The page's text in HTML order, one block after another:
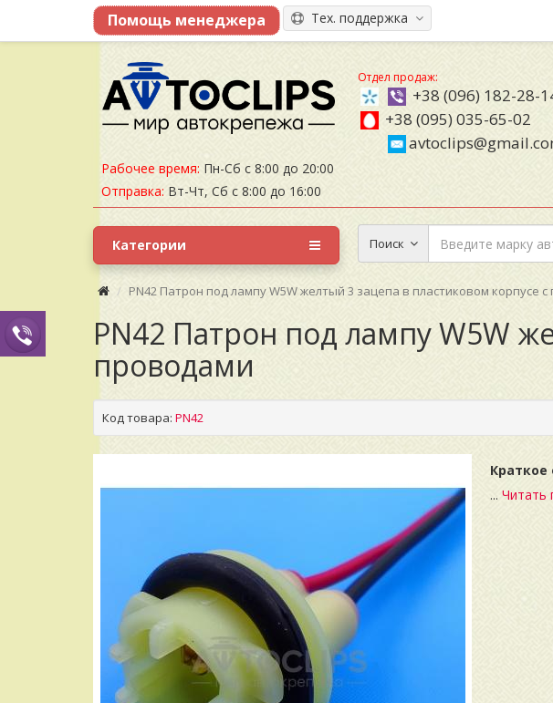
Тех. поддержка
Рабочее время: Пн-Сб с 8:00 до 20:00
Отправка: Вт-Чт, Сб с 8:00 до 16:00
Отдел продаж:
+38 (096) 182-28-
+38 (095) 035-65-02
Поиск
Категории
PN42 Патрон под лампу W5W желтый 3 зацепа в пластиковом корпусе
PN42 Патрон под лампу W5W
проводами
Код товара: PN42
Краткое
... Читать